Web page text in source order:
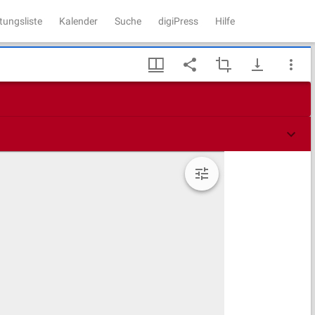
Kalender Suche digiPress Hilfe